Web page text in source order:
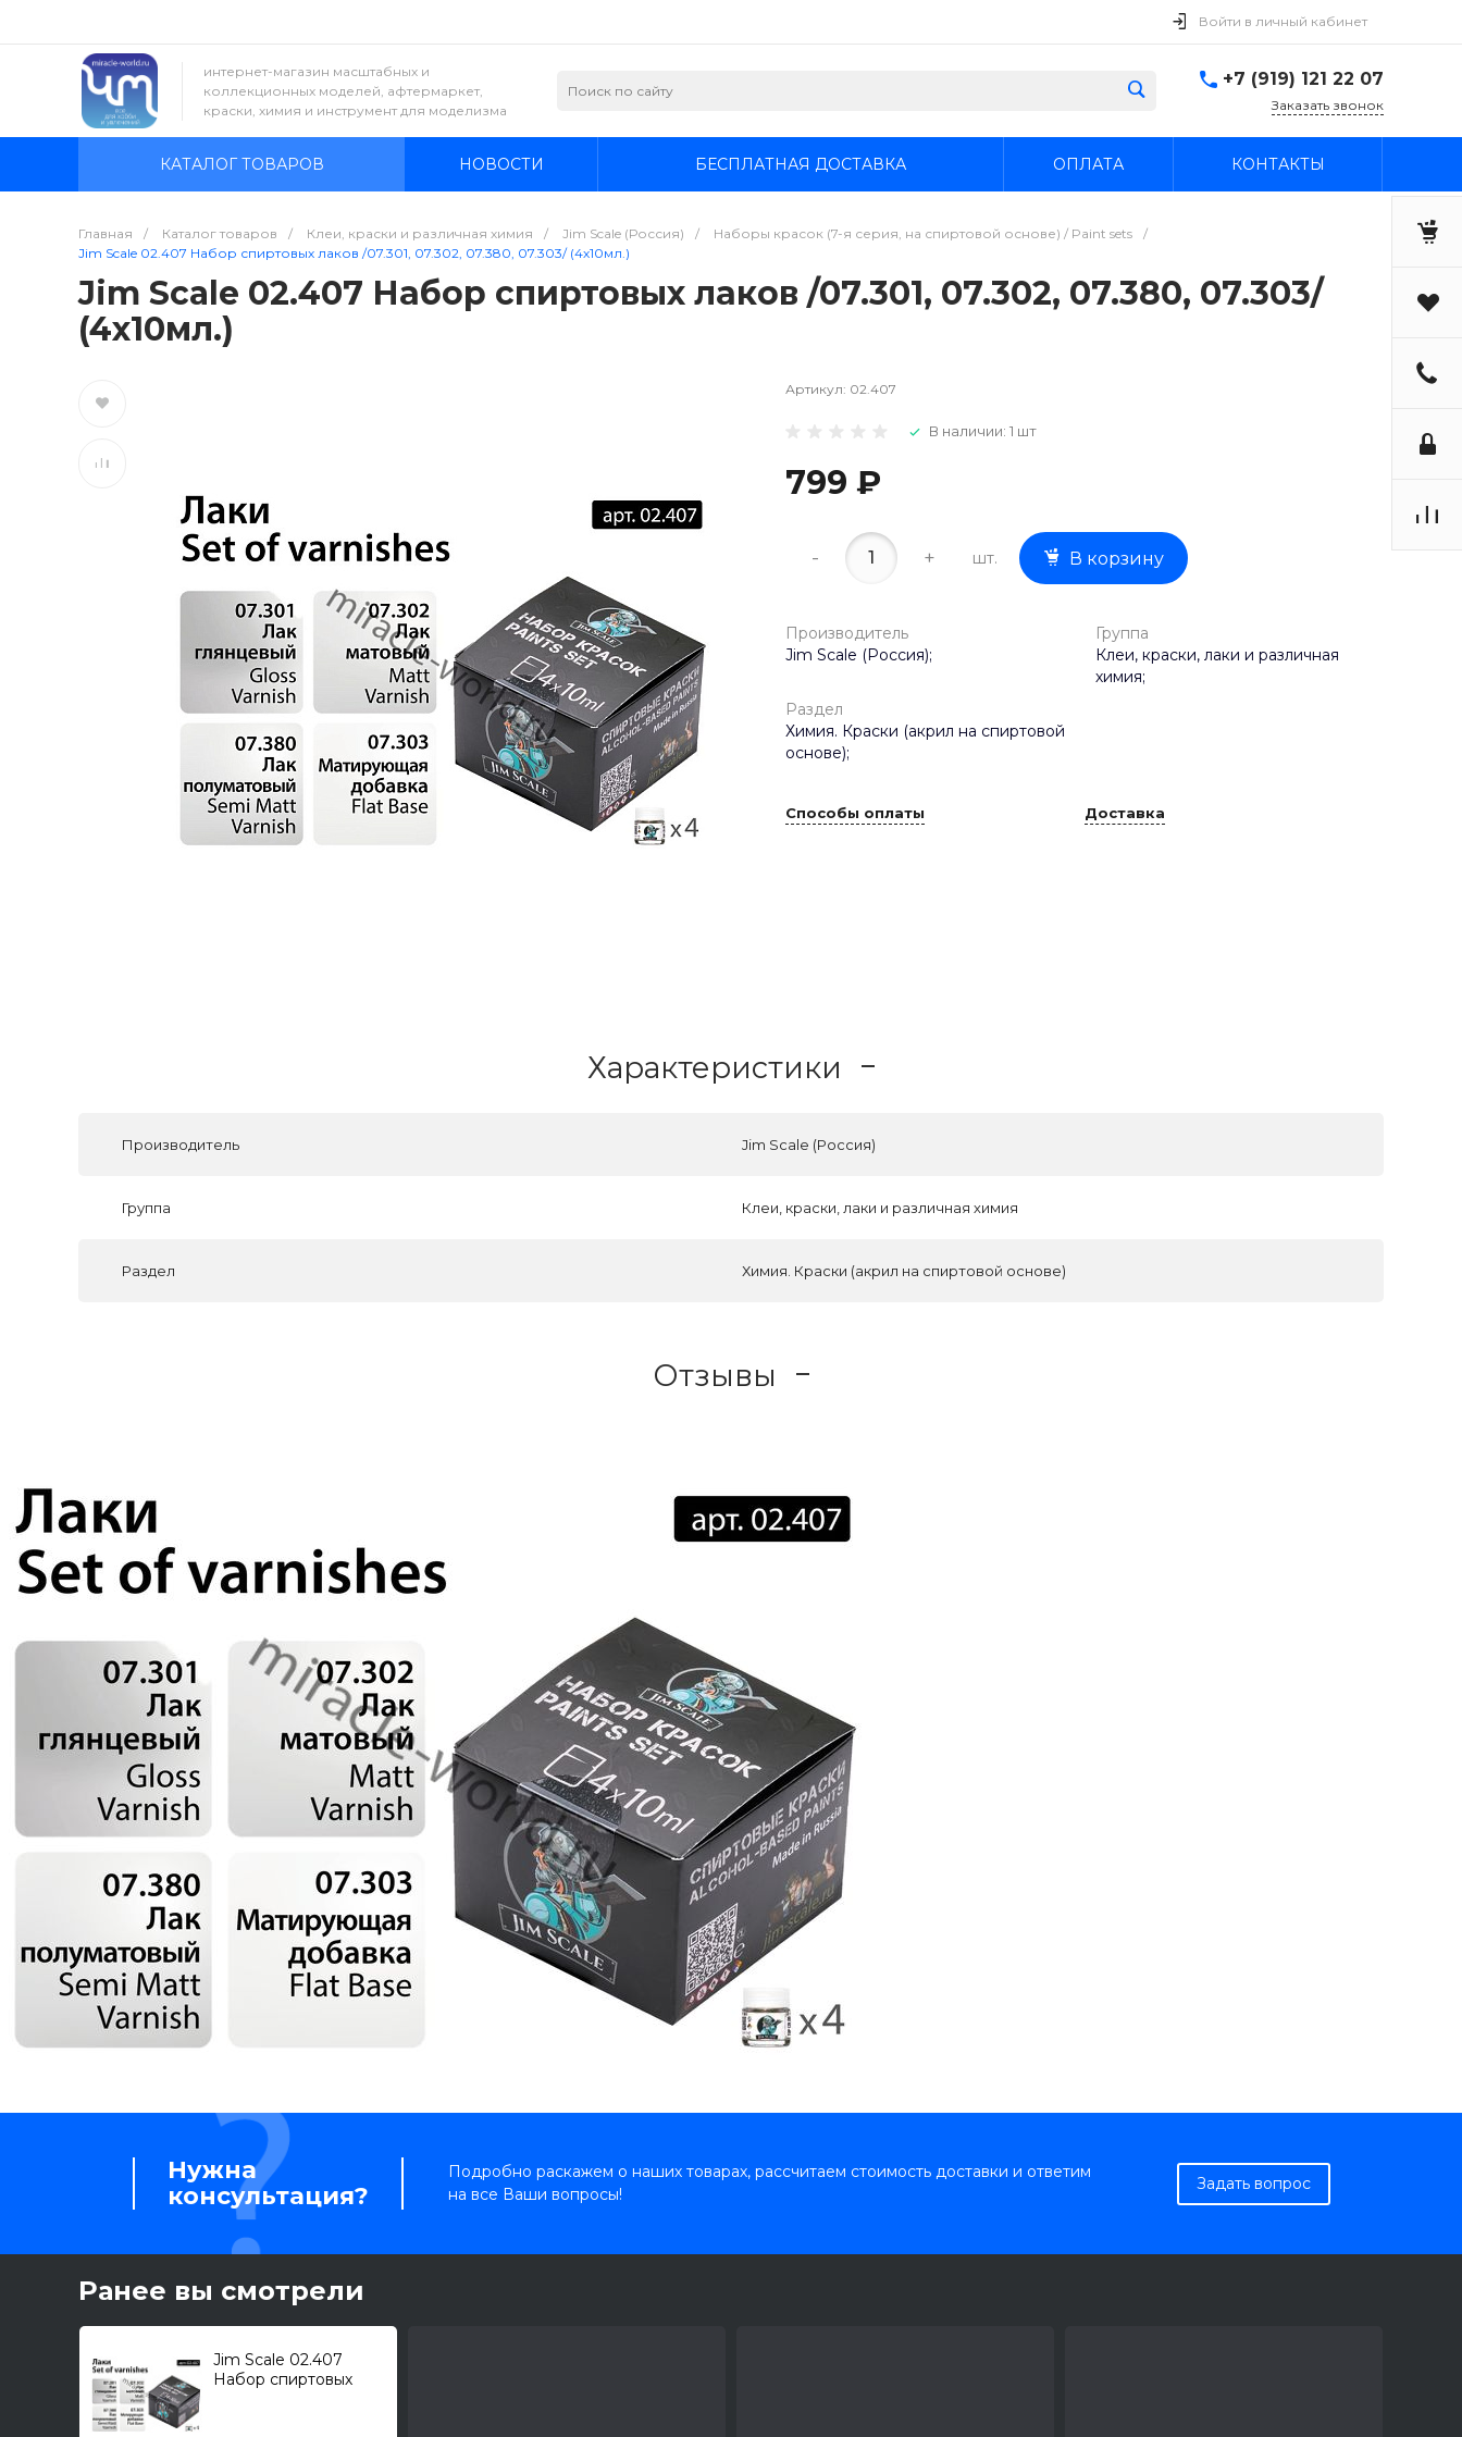
Войти в личный кабинет
интернет-магазин масштабных и
коллекционных моделей, афтермаркет,
краски, химия и инструмент для моделизма
+7 (919) 121 22 07
Заказать звонок
КАТАЛОГ ТОВАРОВ НОВОСТИ БЕСПЛАТНАЯ ДОСТАВКА ОПЛАТА КОНТАКТЫ
Главная / Каталог товаров / Клеи, краски и различная химия / Jim Scale (Россия) / Наборы красок (7-я серия, на спиртовой основе) / Paint sets
/
Jim Scale 02.407 Набор спиртовых лаков /07.301, 07.302, 07.380, 07.303/ (4х10мл.)
Jim Scale 02.407 Набор спиртовых лаков /07.301, 07.302, 07.380, 07.303/
(4х10мл.)
Артикул: 02.407
В наличии: 1 шт
799 ₽
- + шт. В корзину
Производитель
Jim Scale (Россия);
Группа
Клеи, краски, лаки и различная
химия;
Раздел
Химия. Краски (акрил на спиртовой
основе);
Способы оплаты Доставка
Характеристики
Производитель Jim Scale (Россия)
Группа Клеи, краски, лаки и различная химия
Раздел Химия. Краски (акрил на спиртовой основе)
Отзывы
Нужна
консультация?
Подробно раскажем о наших товарах, рассчитаем стоимость доставки и ответим
на все Ваши вопросы!
Задать вопрос
Ранее вы смотрели
Jim Scale 02.407
Набор спиртовых